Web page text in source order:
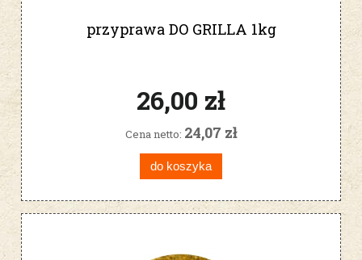
przyprawa DO GRILLA 1kg
26,00 zł
Cena netto: 24,07 zł
do koszyka